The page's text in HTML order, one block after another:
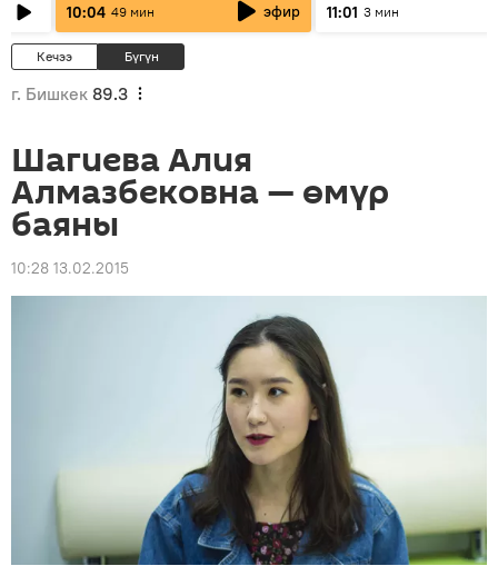
населения
10:04 49 мин эфир 11:01 3 мин
Кечээ Бүгүн
г. Бишкек 89.3
Шагиева Алия
Алмазбековна — өмүр
баяны
10:28 13.02.2015